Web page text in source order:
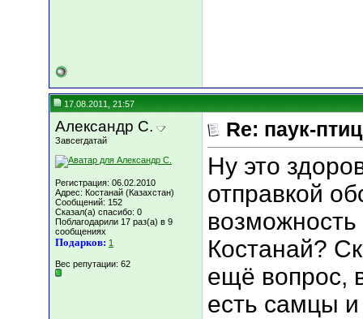
17.08.2011, 21:57
Александр С.
Завсегдатай
Регистрация: 06.02.2010
Адрес: Костанай (Казахстан)
Сообщений: 152
Сказал(а) спасибо: 0
Поблагодарили 17 раз(а) в 9
сообщениях
Подарков: 1
Вес репутации: 62
Re: паук-
Ну это
отправкой
возможность
Костанай?
ещё вопрос,
есть самцы